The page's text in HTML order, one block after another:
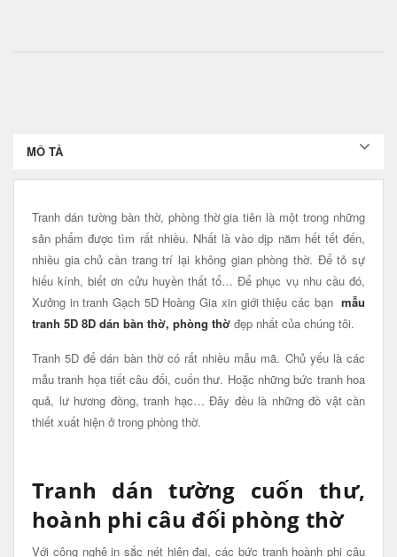
MÔ TẢ
Tranh dán tường bàn thờ, phòng thờ gia tiên là một trong những
sản phẩm được tìm rất nhiều. Nhất là vào dịp năm hết tết đến,
nhiều gia chủ cần trang trí lại không gian phòng thờ. Để tỏ sự
hiếu kính, biết ơn cửu huyền thất tổ… Để phục vụ nhu cầu đó,
Xưởng in tranh Gạch 5D Hoàng Gia xin giới thiệu các bạn mẫu
tranh 5D 8D dán bàn thờ, phòng thờ đẹp nhất của chúng tôi.
Tranh 5D để dán bàn thờ có rất nhiều mẫu mã. Chủ yếu là các
mẫu tranh họa tiết câu đối, cuốn thư. Hoặc những bức tranh hoa
quả, lư hương đồng, tranh hạc… Đây đều là những đồ vật cần
thiết xuất hiện ở trong phòng thờ.
Tranh dán tường cuốn thư,
hoành phi câu đối phòng thờ
Với công nghệ in sắc nét hiện đại, các bức tranh hoành phi câu